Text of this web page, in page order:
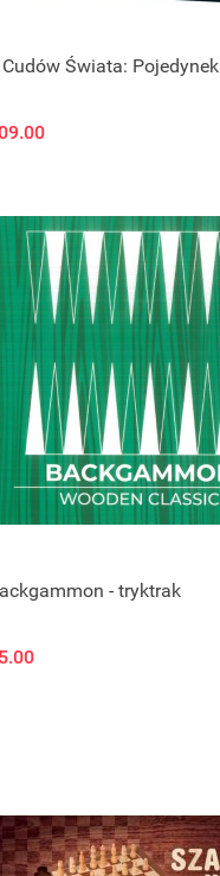
Świata: Pojedynek
- tryktrak